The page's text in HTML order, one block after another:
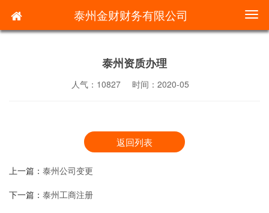
切
换
泰州金财财务有限公司
泰州资质办理
人气：10827 时间：2020-05
返回列表
上一篇： 泰州公司变更
下一篇： 泰州工商注册